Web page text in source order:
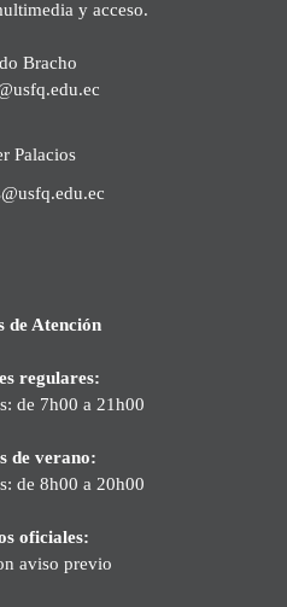
y acceso.
Bracho
Palacios
de Atención
regulares:
de 7h00 a 21h00
de verano:
de 8h00 a 20h00
oficiales:
aviso previo